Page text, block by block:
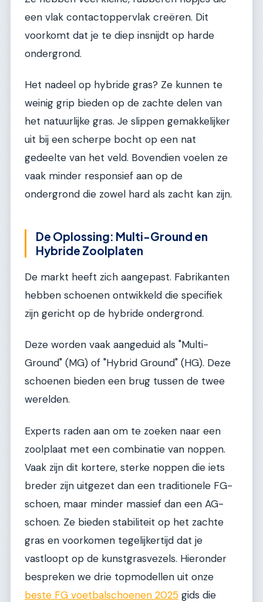
een vlak contactoppervlak creëren. Dit
voorkomt dat je te diep insnijdt op harde
ondergrond.
Het nadeel op hybride gras? Ze kunnen te
weinig grip bieden op de zachte delen van
het natuurlijke gras. Je slippen gemakkelijker
uit bij een scherpe bocht op een nat
gedeelte van het veld. Bovendien voelen ze
vaak minder responsief aan op de
ondergrond die zowel hard als zacht kan zijn.
De Oplossing: Multi-Ground en
Hybride Zoolplaten
De markt heeft zich aangepast. Fabrikanten
hebben schoenen ontwikkeld die specifiek
zijn gericht op de hybride ondergrond.
Deze worden vaak aangeduid als "Multi-
Ground" (MG) of "Hybrid Ground" (HG). Deze
schoenen bieden een brug tussen de twee
werelden.
Experts raden aan om te zoeken naar een
zoolplaat met een combinatie van noppen.
Vaak zijn dit kortere, sterke noppen die iets
breder zijn uitgezet dan een traditionele FG-
schoen, maar minder massief dan een AG-
schoen. Ze bieden stabiliteit op het zachte
gras en voorkomen tegelijkertijd dat je
vastloopt op de kunstgrasvezels. Hieronder
bespreken we drie topmodellen uit onze
beste FG voetbalschoenen 2025 gids die